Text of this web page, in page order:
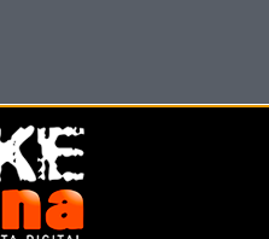
MASSI DUAL TEAM MTB